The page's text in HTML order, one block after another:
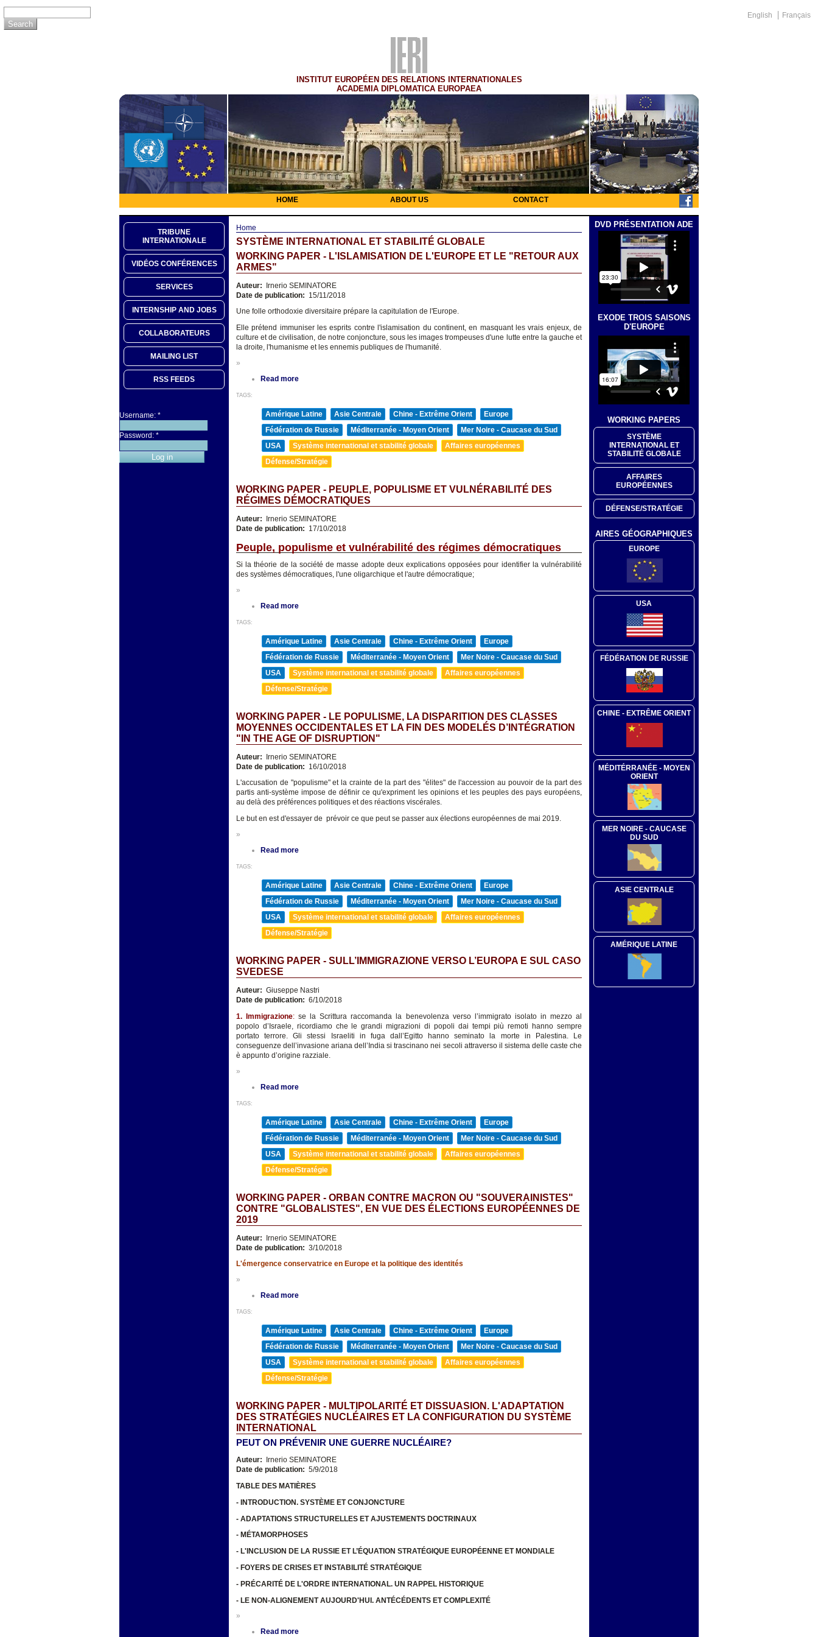
English Français
INSTITUT EUROPÉEN DES RELATIONS INTERNATIONALES
ACADEMIA DIPLOMATICA EUROPAEA
HOME ABOUT US CONTACT
TRIBUNE
INTERNATIONALE
VIDÉOS CONFÉRENCES
SERVICES
INTERNSHIP AND JOBS
COLLABORATEURS
MAILING LIST
RSS FEEDS
Username: *
Password: *
Home
SYSTÈME INTERNATIONAL ET STABILITÉ GLOBALE
WORKING PAPER - L'ISLAMISATION DE L'EUROPE ET LE "RETOUR AUX
ARMES"
Auteur: Irnerio SEMINATORE
Date de publication: 15/11/2018
Une folle orthodoxie diversitaire prépare la capitulation de l'Europe.
Elle prétend immuniser les esprits contre l'islamisation du continent, en masquant les vrais enjeux, de
culture et de civilisation, de notre conjoncture, sous les images trompeuses d'une lutte entre la gauche et
la droite, l'humanisme et les ennemis publiques de l'humanité.
»
Read more
TAGS:
Amérique Latine Asie Centrale Chine - Extrême Orient
Europe
Fédération de Russie
Méditerranée - Moyen Orient
Mer Noire - Caucase du Sud
USA
Système international et stabilité globale
Affaires européennes
Défense/Stratégie
WORKING PAPER - PEUPLE, POPULISME ET VULNÉRABILITÉ DES
RÉGIMES DÉMOCRATIQUES
Auteur:
Irnerio SEMINATORE
Date de publication: 17/10/2018
Peuple, populisme et vulnérabilité des régimes démocratiques
Si la théorie de la société de masse adopte deux explications opposées pour identifier la vulnérabilité
des systèmes démocratiques, l'une oligarchique et l'autre démocratique;
»
Read more
TAGS:
Amérique Latine Asie Centrale Chine - Extrême Orient
Europe
Fédération de Russie
Méditerranée - Moyen Orient
Mer Noire - Caucase du Sud
USA
Système international et stabilité globale
Affaires européennes
Défense/Stratégie
WORKING PAPER - LE POPULISME, LA DISPARITION DES CLASSES
MOYENNES OCCIDENTALES ET LA FIN DES MODELÉS D’INTÉGRATION
"IN THE AGE OF DISRUPTION"
Auteur: Irnerio SEMINATORE
Date de publication: 16/10/2018
L'accusation de "populisme" et la crainte de la part des "élites" de l'accession au pouvoir de la part des
partis anti-système impose de définir ce qu'expriment les opinions et les peuples des pays européens,
au delà des préférences politiques et des réactions viscérales.
Le but en est d'essayer de prévoir ce que peut se passer aux élections européennes de mai 2019.
»
Read more
TAGS:
Amérique Latine Asie Centrale Chine - Extrême Orient
Europe
Fédération de Russie
Méditerranée - Moyen Orient
Mer Noire - Caucase du Sud
USA
Système international et stabilité globale
Affaires européennes
Défense/Stratégie
WORKING PAPER - SULL’IMMIGRAZIONE VERSO L’EUROPA E SUL CASO
SVEDESE
Auteur: Giuseppe Nastri
Date de publication: 6/10/2018
1. Immigrazione: se la Scrittura raccomanda la benevolenza verso l’immigrato isolato in mezzo al
popolo d’Israele, ricordiamo che le grandi migrazioni di popoli dai tempi più remoti hanno sempre
portato terrore. Gli stessi Israeliti in fuga dall’Egitto hanno seminato la morte in Palestina. Le
conseguenze dell’invasione ariana dell’India si trascinano nei secoli attraverso il sistema delle caste che
è appunto d’origine razziale.
»
Read more
TAGS:
Amérique Latine Asie Centrale Chine - Extrême Orient
Europe
Fédération de Russie
Méditerranée - Moyen Orient
Mer Noire - Caucase du Sud
USA
Système international et stabilité globale
Affaires européennes
Défense/Stratégie
WORKING PAPER - ORBAN CONTRE MACRON OU "SOUVERAINISTES"
CONTRE "GLOBALISTES", EN VUE DES ÉLECTIONS EUROPÉENNES DE
2019
Auteur: Irnerio SEMINATORE
Date de publication: 3/10/2018
L'émergence conservatrice en Europe et la politique des identités
»
Read more
TAGS:
Amérique Latine Asie Centrale Chine - Extrême Orient
Europe
Fédération de Russie
Méditerranée - Moyen Orient
Mer Noire - Caucase du Sud
USA
Système international et stabilité globale
Affaires européennes
Défense/Stratégie
WORKING PAPER - MULTIPOLARITÉ ET DISSUASION. L'ADAPTATION
DES STRATÉGIES NUCLÉAIRES ET LA CONFIGURATION DU SYSTÈME
INTERNATIONAL
PEUT ON PRÉVENIR UNE GUERRE NUCLÉAIRE?
Auteur:
Irnerio SEMINATORE
Date de publication: 5/9/2018
TABLE DES MATIÈRES
- INTRODUCTION. SYSTÈME ET CONJONCTURE
- ADAPTATIONS STRUCTURELLES ET AJUSTEMENTS DOCTRINAUX
- MÉTAMORPHOSES
- L'INCLUSION DE LA RUSSIE ET L’ÉQUATION STRATÉGIQUE EUROPÉENNE ET MONDIALE
- FOYERS DE CRISES ET INSTABILITÉ STRATÉGIQUE
- PRÉCARITÉ DE L'ORDRE INTERNATIONAL. UN RAPPEL HISTORIQUE
- LE NON-ALIGNEMENT AUJOURD'HUI. ANTÉCÉDENTS ET COMPLEXITÉ
»
Read more
DVD PRÉSENTATION ADE
EXODE TROIS SAISONS
D'EUROPE
WORKING PAPERS
SYSTÈME
INTERNATIONAL ET
STABILITÉ GLOBALE
AFFAIRES
EUROPÉENNES
DÉFENSE/STRATÉGIE
AIRES GÉOGRAPHIQUES
EUROPE
USA
FÉDÉRATION DE RUSSIE
CHINE - EXTRÊME ORIENT
MÉDITÉRRANÉE - MOYEN
ORIENT
MER NOIRE - CAUCASE
DU SUD
ASIE CENTRALE
AMÉRIQUE LATINE